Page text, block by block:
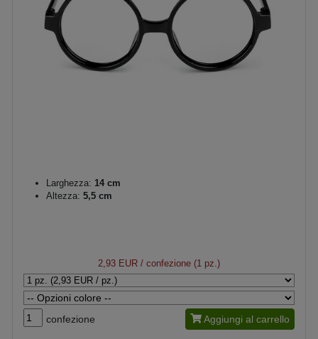
Larghezza: 14 cm
Altezza: 5,5 cm
2,93 EUR / confezione (1 pz.)
confezione Aggiungi al carrello